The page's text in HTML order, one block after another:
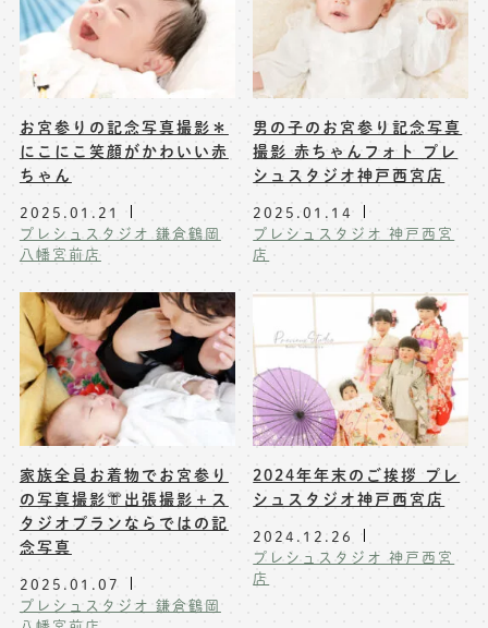
お宮参りの記念写真撮影＊
にこにこ笑顔がかわいい赤
ちゃん
2025.01.21
プレシュスタジオ 鎌倉鶴岡
八幡宮前店
男の子のお宮参り記念写真
撮影 赤ちゃんフォト プレ
シュスタジオ神戸西宮店
2025.01.14
プレシュスタジオ 神戸西宮
店
家族全員お着物でお宮参り
の写真撮影👘出張撮影＋ス
タジオプランならではの記
念写真
2025.01.07
プレシュスタジオ 鎌倉鶴岡
2024年年末のご挨拶 プレ
シュスタジオ神戸西宮店
2024.12.26
プレシュスタジオ 神戸西宮
店